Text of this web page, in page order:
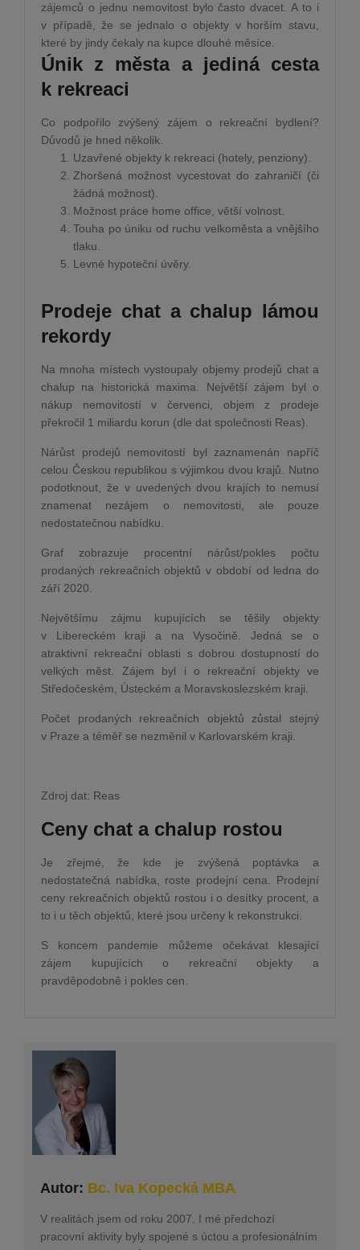
zájemců o jednu nemovitost bylo často dvacet. A to i
v případě, že se jednalo o objekty v horším stavu,
které by jindy čekaly na kupce dlouhé měsíce.
Únik z města a jediná cesta
k rekreaci
Co podpořilo zvýšený zájem o rekreační bydlení?
Důvodů je hned několik.
Uzavřené objekty k rekreaci (hotely, penziony).
Zhoršená možnost vycestovat do zahraničí (či
žádná možnost).
Možnost práce home office, větší volnost.
Touha po úniku od ruchu velkoměsta a vnějšího
tlaku.
Levné hypoteční úvěry.
Prodeje chat a chalup lámou
rekordy
Na mnoha místech vystoupaly objemy prodejů chat a
chalup na historická maxima. Největší zájem byl o
nákup nemovitostí v červenci, objem z prodeje
překročil 1 miliardu korun (dle dat společnosti Reas).
Nárůst prodejů nemovitostí byl zaznamenán napříč
celou Českou republikou s výjimkou dvou krajů. Nutno
podotknout, že v uvedených dvou krajích to nemusí
znamenat nezájem o nemovitosti, ale pouze
nedostatečnou nabídku.
Graf zobrazuje procentní nárůst/pokles počtu
prodaných rekreačních objektů v období od ledna do
září 2020.
Největšímu zájmu kupujících se těšily objekty
v Libereckém kraji a na Vysočině. Jedná se o
atraktivní rekreační oblasti s dobrou dostupností do
velkých měst. Zájem byl i o rekreační objekty ve
Středočeském, Ústeckém a Moravskoslezském kraji.
Počet prodaných rekreačních objektů zůstal stejný
v Praze a téměř se nezměnil v Karlovarském kraji.
Zdroj dat: Reas
Ceny chat a chalup rostou
Je zřejmé, že kde je zvýšená poptávka a
nedostatečná nabídka, roste prodejní cena. Prodejní
ceny rekreačních objektů rostou i o desítky procent, a
to i u těch objektů, které jsou určeny k rekonstrukci.
S koncem pandemie můžeme očekávat klesající
zájem kupujících o rekreační objekty a
pravděpodobně i pokles cen.
Autor: Bc. Iva Kopecká MBA
V realitách jsem od roku 2007. I mé předchozí
pracovní aktivity byly spojené s úctou a profesionálním